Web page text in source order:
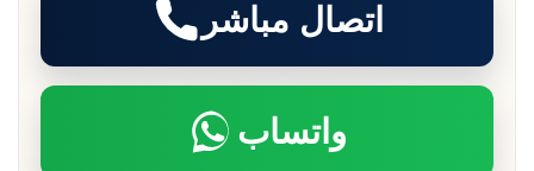
اتصال مباشر
واتساب